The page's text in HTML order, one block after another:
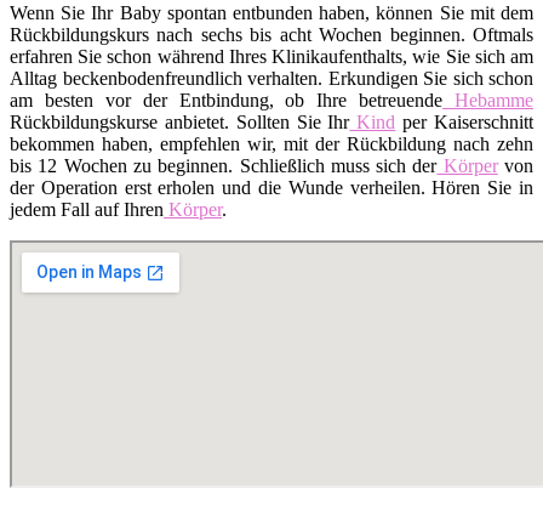
Wenn Sie Ihr Baby spontan entbunden haben, können Sie mit dem
Rückbildungskurs nach sechs bis acht Wochen beginnen. Oftmals
erfahren Sie schon während Ihres Klinikaufenthalts, wie Sie sich am
Alltag beckenbodenfreundlich verhalten. Erkundigen Sie sich schon
am besten vor der Entbindung, ob Ihre betreuende Hebamme
Rückbildungskurse anbietet. Sollten Sie IhrKind per Kaiserschnitt
bekommen haben, empfehlen wir, mit der Rückbildung nach zehn
bis 12 Wochen zu beginnen. Schließlich muss sich derKörpervon
der Operation erst erholen und die Wunde verheilen. Hören Sie in
jedem Fall auf Ihren Körper.